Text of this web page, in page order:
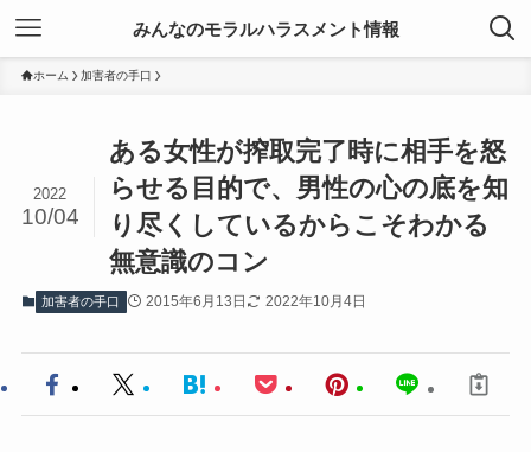
みんなのモラルハラスメント情報
ホーム 加害者の手口
ある女性が搾取完了時に相手を怒
らせる目的で、男性の心の底を知
り尽くしているからこそわかる
無意識のコン
2022
10/04
加害者の手口 2015年6月13日 2022年10月4日